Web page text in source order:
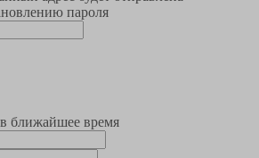
пароля
ближайшее время